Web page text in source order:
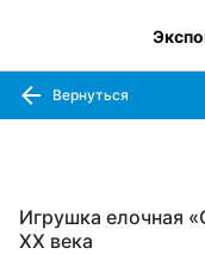
Вернуться
Игрушка елочная
XX века